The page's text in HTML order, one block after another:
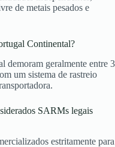
de metais pesados e
Continental?
demoram geralmente entre 3
um sistema de rastreio
SARMs legais
estritamente para